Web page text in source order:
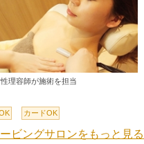
理容師が施術を担当
カードOK
ビングサロンをもっと見る